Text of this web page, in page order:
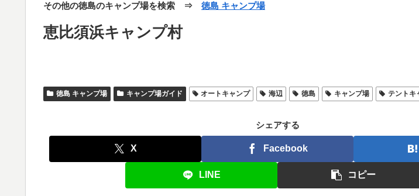
その他の徳島のキャンプ場を検索 ⇒ 徳島 キャンプ場
恵比須浜キャンプ村
徳島 キャンプ場 キャンプ場ガイド オートキャンプ 海辺 徳島 キャンプ場 テントキ
シェアする
X Facebook
LINE コピー